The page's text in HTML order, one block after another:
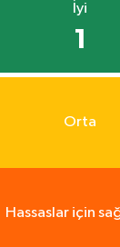
İyi
1
Orta
Hassaslar için